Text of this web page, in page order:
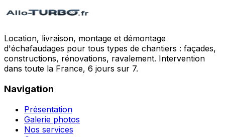
Location, livraison, montage et démontage
d'échafaudages pour tous types de chantiers : façades,
constructions, rénovations, ravalement. Intervention
dans toute la France, 6 jours sur 7.
Navigation
Présentation
Galerie photos
Nos services